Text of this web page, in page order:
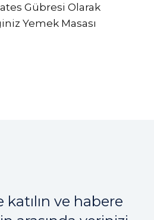
Gübresi Olarak
Yemek Masası
ve habere